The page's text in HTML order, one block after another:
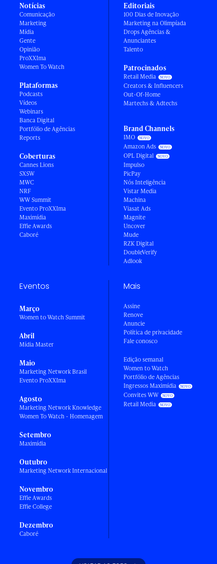
Notícias
Comunicação
Marketing
Mídia
Gente
Opinião
ProXXIma
Women To Watch
Plataformas
Podcasts
Vídeos
Webinars
Banca Digital
Portfólio de Agências
Reports
Coberturas
Cannes Lions
SXSW
MWC
NRF
WW Summit
Evento ProXXIma
Maximídia
Effie Awards
Caboré
Editoriais
100 Dias de Inovação
Marketing na Olimpíada
Drops Agências &
Anunciantes
Talento
Patrocinados
Retail Media
Creators & Influencers
Out-Of-Home
Martechs & Adtechs
Brand Channels
IMO
Amazon Ads
OPL Digital
Impulso
PicPay
Nós Inteligência
Vistar Media
Machina
Viasat Ads
Magnite
Uncover
Mude
RZK Digital
DoubleVerify
Adlook
Eventos
Março
Women to Watch Summit
Abril
Mídia Master
Maio
Marketing Network Brasil
Evento ProXXIma
Agosto
Marketing Network Knowledge
Women To Watch - Homenagem
Setembro
Maximídia
Outubro
Marketing Network Internacional
Novembro
Effie Awards
Effie College
Dezembro
Caboré
Mais
Assine
Renove
Anuncie
Política de privacidade
Fale conosco
Edição semanal
Women to Watch
Portfólio de Agências
Ingressos Maximídia
Convites WW
Retail Media